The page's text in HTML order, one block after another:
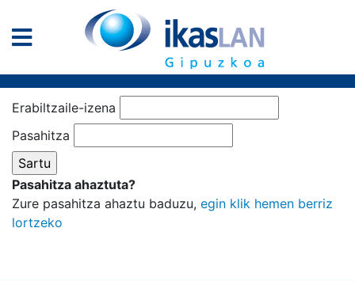
Erabiltzaile-izena
Pasahitza
Pasahitza ahaztuta?
Zure pasahitza ahaztu baduzu, egin klik hemen berriz
lortzeko